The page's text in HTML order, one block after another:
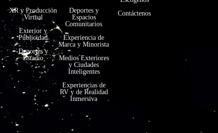
XR y Producción
Virtual
Exterior y
Publicidad
Deportes y
Estadio
Deportes y
Espacios
Comunitarios
Experiencia de
Marca y Minorista
Medios Exteriores
y Ciudades
Inteligentes
Experiencias de
RV y de Realidad
Inmersiva
Contáctenos
العربية
Bahasa Indonesia
हिन्दी